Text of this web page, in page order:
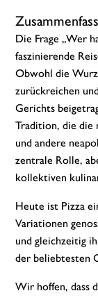
Die Frage „Wer
faszinierende
Obwohl die
zurückreichen
Gerichts
Tradition, die die
und andere
zentrale Rolle,
kollektiven
Heute ist Pizza
Variationen
und gleichzeitig
der beliebtesten
Wir hoffen, dass